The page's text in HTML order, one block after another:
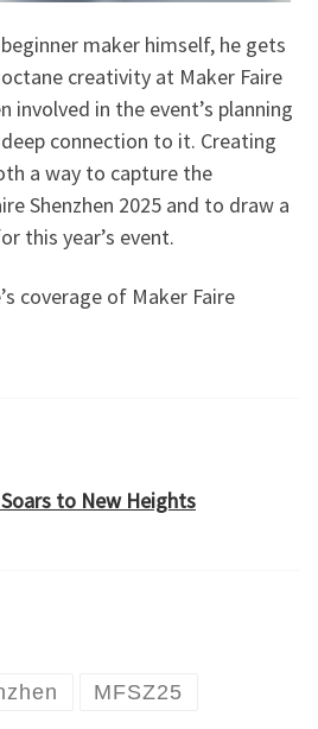
maker himself, he gets
creativity at Maker Faire
involved in the event’s planning
connection to it. Creating
a way to capture the
Shenzhen 2025 and to draw a
this year’s event.
coverage of Maker Faire
to New Heights
MFSZ25